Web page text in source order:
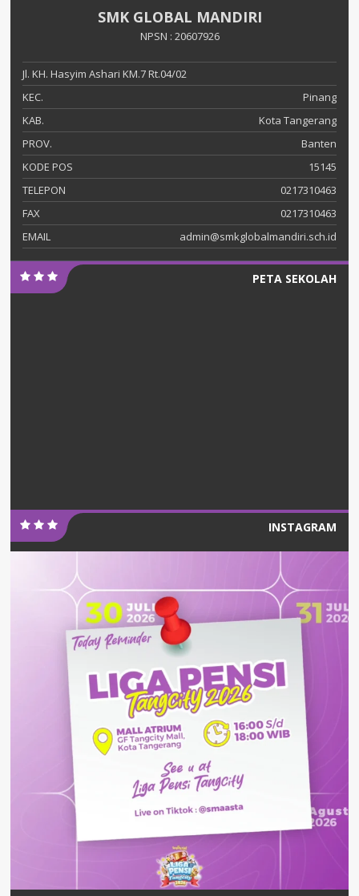
SMK GLOBAL MANDIRI
NPSN : 20607926
Jl. KH. Hasyim Ashari KM.7 Rt.04/02
KEC.
Pinang
KAB.
Kota Tangerang
PROV.
Banten
KODE POS
15145
TELEPON
0217310463
FAX
0217310463
EMAIL
admin@smkglobalmandiri.sch.id
PETA SEKOLAH
INSTAGRAM